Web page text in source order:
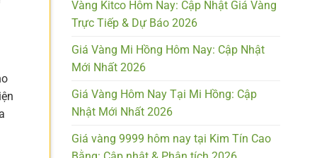
Vàng Kitco Hôm Nay: Cập Nhật Giá Vàng
Trực Tiếp & Dự Báo 2026
Giá Vàng Mi Hồng Hôm Nay: Cập Nhật
Mới Nhất 2026
Giá Vàng Hôm Nay Tại Mi Hồng: Cập
Nhật Mới Nhất 2026
Giá vàng 9999 hôm nay tại Kim Tín Cao